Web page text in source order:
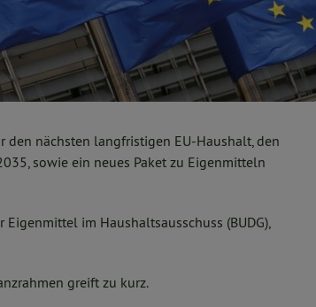
den nächsten langfristigen EU-Haushalt, den
sowie ein neues Paket zu Eigenmitteln
im Haushaltsausschuss (BUDG),
greift zu kurz.